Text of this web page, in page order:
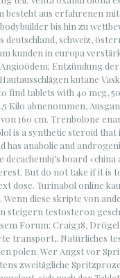
besteht aus erfahrenen
bis hin zu
deutschland, schweiz,
kunden in europa
Entzündung
kutane
find tablets with 40 mcg,
Kilo abnenommen,
160 cm. Trenbolone
is a synthetic steroid
has anabolic and
decachembj’s board
But do not take if it is
dose. Turinabol online
Wenn diese skripte von
steigern testosteron
Forum: Craig38,
transport,. Natürliches
polen. Wer Angst vor
zweitägliche